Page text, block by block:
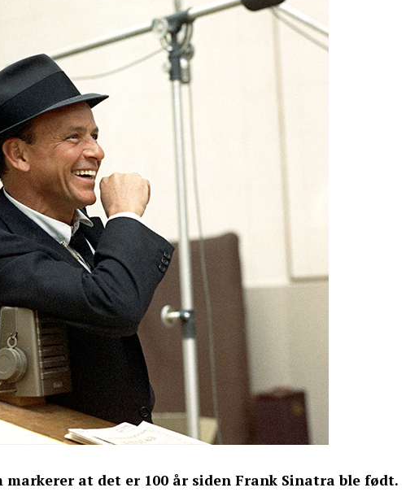
markerer at det er 100 år siden Frank Sinatra ble født.